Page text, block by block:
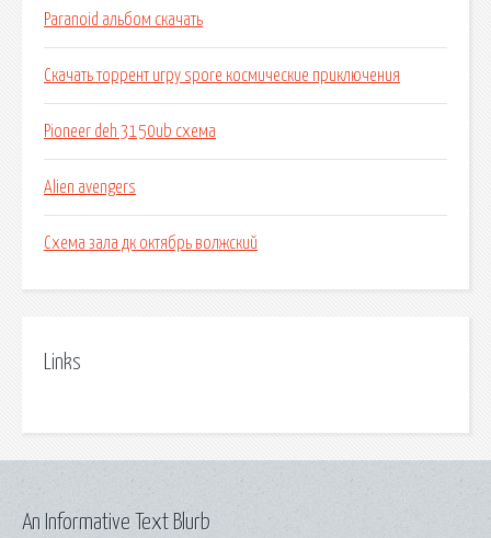
Paranoid альбом скачать
Скачать торрент игру spore космические приключения
Pioneer deh 3150ub схема
Alien avengers
Схема зала дк октябрь волжский
Links
An Informative Text Blurb